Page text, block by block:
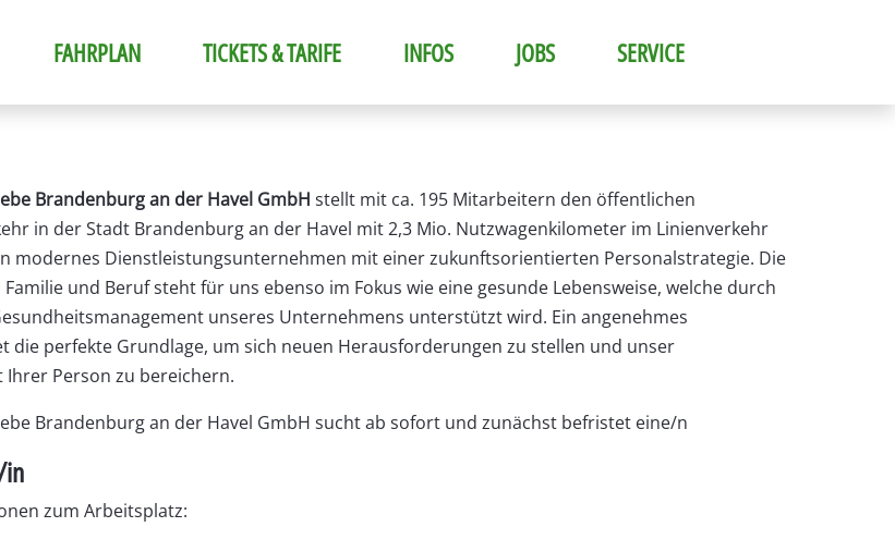
FAHRPLAN TICKETS & TARIFE INFOS JOBS SERVICE
Brandenburg an der Havel GmbH stellt mit ca. 195 Mitarbeitern den öffentlichen
in der Stadt Brandenburg an der Havel mit 2,3 Mio. Nutzwagenkilometer im Linienverkehr
modernes Dienstleistungsunternehmen mit einer zukunftsorientierten Personalstrategie. Die
und Beruf steht für uns ebenso im Fokus wie eine gesunde Lebensweise, welche durch
unseres Unternehmens unterstützt wird. Ein angenehmes
die perfekte Grundlage, um sich neuen Herausforderungen zu stellen und unser
Person zu bereichern.
Brandenburg an der Havel GmbH sucht ab sofort und zunächst befristet eine/n
in
zum Arbeitsplatz: